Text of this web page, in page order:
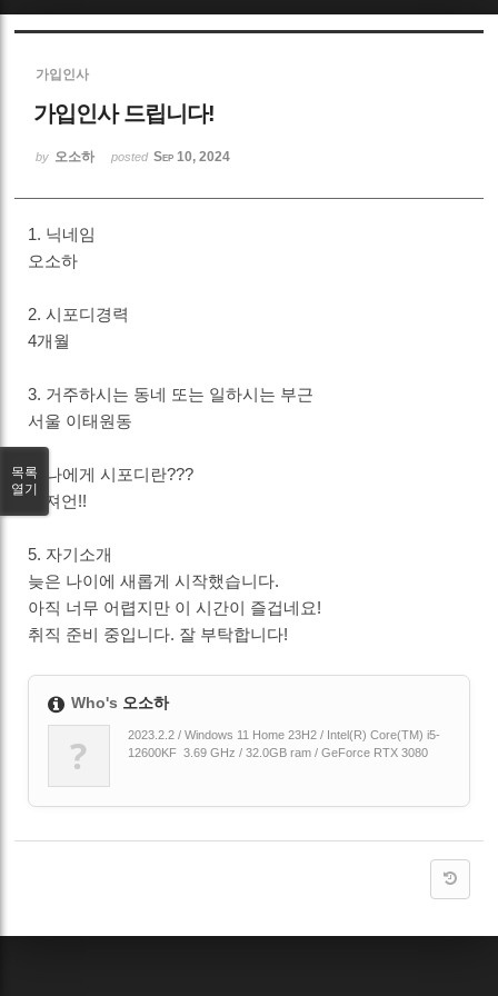
가입인사
가입인사 드립니다!
by 오소하 posted Sep 10, 2024
1. 닉네임
오소하
2. 시포디경력
4개월
3. 거주하시는 동네 또는 일하시는 부근
서울 이태원동
4. 나에게 시포디란???
도져언!!
5. 자기소개
늦은 나이에 새롭게 시작했습니다.
아직 너무 어렵지만 이 시간이 즐겁네요!
취직 준비 중입니다. 잘 부탁합니다!
Who's 오소하
?
2023.2.2 / Windows 11 Home 23H2 / Intel(R) Core(TM) i5-
12600KF 3.69 GHz / 32.0GB ram / GeForce RTX 3080
목록
열기
Sketchbook5, 스케치북5
Sketchbook5, 스케치북5